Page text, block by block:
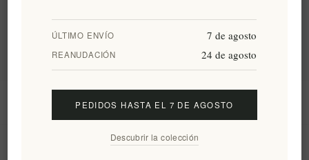
Etiquetas populares
Información
Mi cuenta
ÚLTIMO ENVÍO 7 de agosto
REANUDACIÓN 24 de agosto
PEDIDOS HASTA EL 7 DE AGOSTO
Descubrir la colección